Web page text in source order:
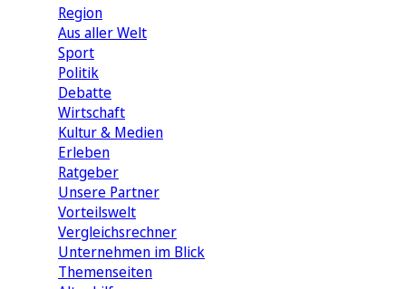
Region
Aus aller Welt
Sport
Politik
Debatte
Wirtschaft
Kultur & Medien
Erleben
Ratgeber
Unsere Partner
Vorteilswelt
Vergleichsrechner
Unternehmen im Blick
Themenseiten